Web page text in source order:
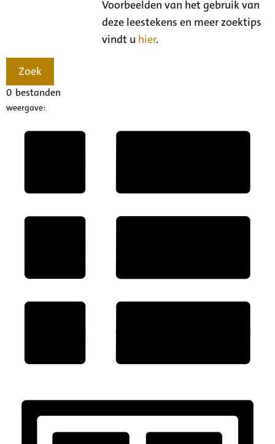
Voorbeelden van het gebruik van
deze leestekens en meer zoektips
vindt u hier.
Zoek
0 bestanden
weergave: